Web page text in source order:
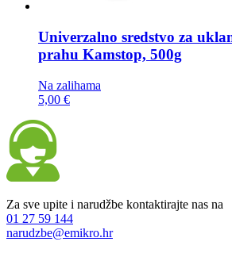
Univerzalno sredstvo za
prahu Kamstop, 500g
Na zalihama
5,00 €
Za sve upite i narudžbe kontaktirajte nas na
01 27 59 144
narudzbe@emikro.hr